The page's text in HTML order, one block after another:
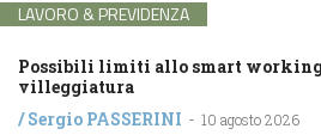
LAVORO & PREVIDENZA
Possibili limiti allo smart
villeggiatura
/Sergio PASSERINI - 10 agosto 2026